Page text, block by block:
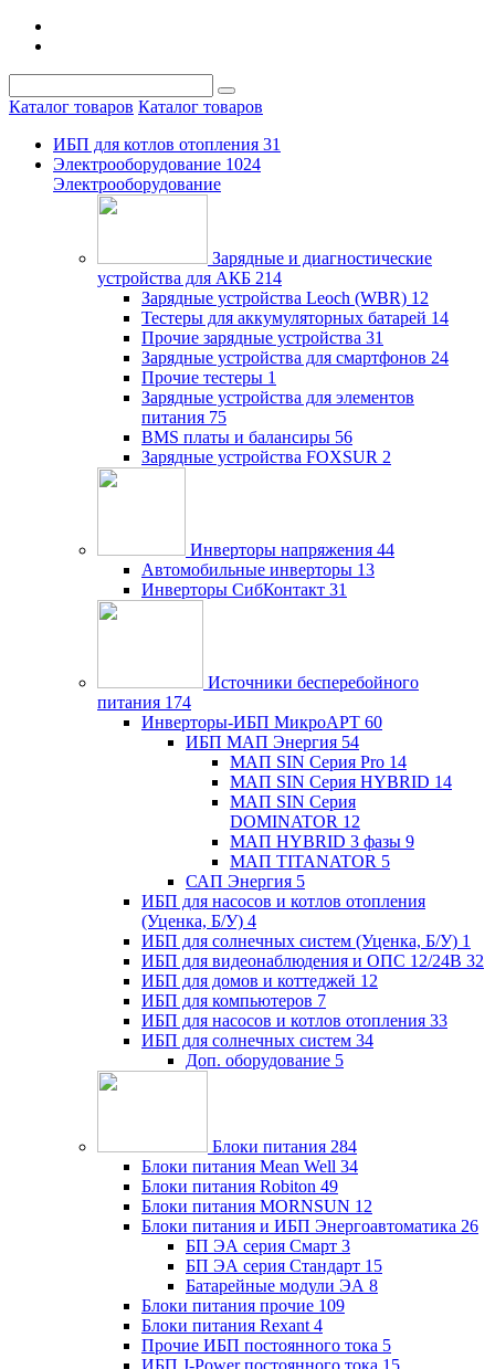
Каталог товаров Каталог товаров
ИБП для котлов отопления 31
Электрооборудование 1024
Электрооборудование
Зарядные и диагностические
устройства для АКБ 214
Зарядные устройства Leoch (WBR) 12
Тестеры для аккумуляторных батарей 14
Прочие зарядные устройства 31
Зарядные устройства для смартфонов 24
Прочие тестеры 1
Зарядные устройства для элементов
питания 75
BMS платы и балансиры 56
Зарядные устройства FOXSUR 2
Инверторы напряжения 44
Автомобильные инверторы 13
Инверторы СибКонтакт 31
Источники бесперебойного
питания 174
Инверторы-ИБП МикроАРТ 60
ИБП МАП Энергия 54
МАП SIN Серия Pro 14
МАП SIN Серия HYBRID 14
МАП SIN Серия
DOMINATOR 12
МАП HYBRID 3 фазы 9
МАП TITANATOR 5
САП Энергия 5
ИБП для насосов и котлов отопления
(Уценка, Б/У) 4
ИБП для солнечных систем (Уценка, Б/У) 1
ИБП для видеонаблюдения и ОПС 12/24В 32
ИБП для домов и коттеджей 12
ИБП для компьютеров 7
ИБП для насосов и котлов отопления 33
ИБП для солнечных систем 34
Доп. оборудование 5
Блоки питания 284
Блоки питания Mean Well 34
Блоки питания Robiton 49
Блоки питания MORNSUN 12
Блоки питания и ИБП Энергоавтоматика 26
БП ЭА серия Смарт 3
БП ЭА серия Стандарт 15
Батарейные модули ЭА 8
Блоки питания прочие 109
Блоки питания Rexant 4
Прочие ИБП постоянного тока 5